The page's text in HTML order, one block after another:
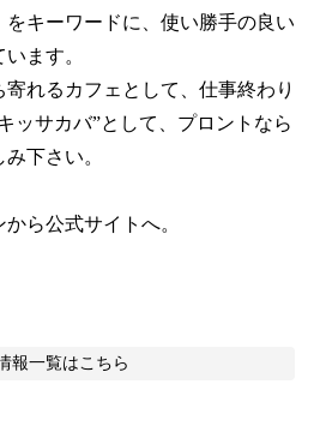
キーワードに、使い勝手の良い
ます。
れるカフェとして、仕事終わり
ッサカバ”として、プロントなら
下さい。
ら公式サイトへ。
報一覧はこちら